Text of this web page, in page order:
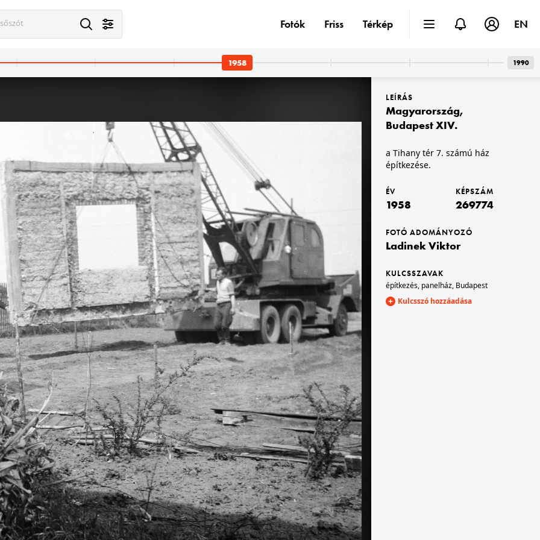
· Budapest XIV.
út 35-51., a felvétel a Posta Központi Járműtelepén készült.
1958 · Budapest XIV.
Egressy út 35-51., a felvétel a Posta Központi Járműtelepén készült.
1958 · Budapest XIV.
1958 1958 1958
1958
1958 · Budapest XIV.
Egressy út, felvonulásra induló dolgozók a Posta Központi Járműtelepe előtt.
1958 · Budapest XIV.
Egressy út, felvonulásra induló dolgozók a Posta Központi Járműtelepe előtt.
LEÍRÁS
Magyarország,
Budapest XIV.
a Tihany tér 7. számú ház
építkezése.
ÉV
1958
KÉPSZÁM
269774
FOTÓ ADOMÁNYOZÓ
Ladinek Viktor
KULCSSZAVAK
építkezés, panelház, Budapest
Kulcsszó hozzáadása
Fotók Friss Térkép EN
1990
1958